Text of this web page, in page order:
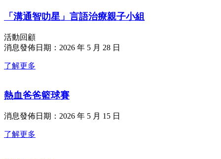
「溝通智叻星」言語治療親子小組
活動回顧
消息發佈日期：2026 年 5 月 28 日
了解更多
熱血爸爸籃球賽
消息發佈日期：2026 年 5 月 15 日
了解更多